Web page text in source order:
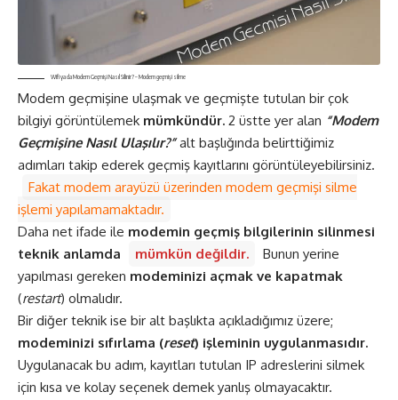
Wifi ya da Modem Geçmişi Nasıl Silinir? – Modem geçmişi silme
Modem geçmişine ulaşmak ve geçmişte tutulan bir çok
bilgiyi görüntülemek mümkündür. 2 üstte yer alan “Modem
Geçmişine Nasıl Ulaşılır?”alt başlığında belirttiğimiz
adımları takip ederek geçmiş kayıtlarını görüntüleyebilirsiniz.
Fakat modem arayüzü üzerinden modem geçmişi silme
işlemi yapılamamaktadır.
Daha net ifade ile modemin geçmiş bilgilerinin silinmesi
teknik anlamda
mümkün değildir.
Bunun yerine
yapılması gereken modeminizi açmak ve kapatmak
(restart) olmalıdır.
Bir diğer teknik ise bir alt başlıkta açıkladığımız üzere;
modeminizi sıfırlama (reset) işleminin uygulanmasıdır.
Uygulanacak bu adım, kayıtları tutulan IP adreslerini silmek
için kısa ve kolay seçenek demek yanlış olmayacaktır.